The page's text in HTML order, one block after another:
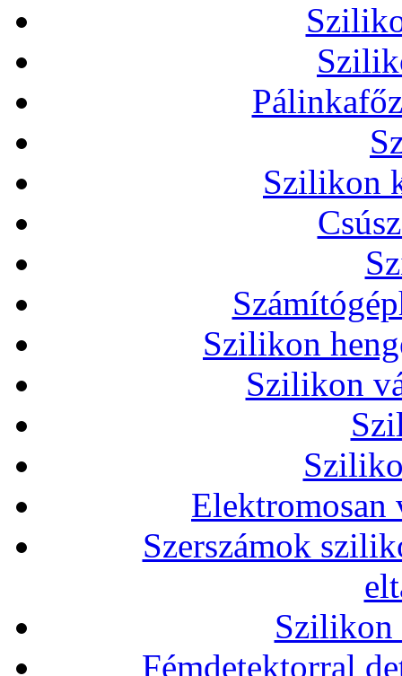
Szilikon
Szilikon
Szilikon
Elektromosan
Szerszámok
Szilikon
Fémdetektorral